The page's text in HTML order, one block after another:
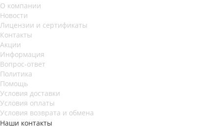
О компании
Новости
Лицензии и сертификаты
Контакты
Акции
Информация
Вопрос-ответ
Политика
Помощь
Условия доставки
Условия оплаты
Условия возврата и обмена
Наши контакты